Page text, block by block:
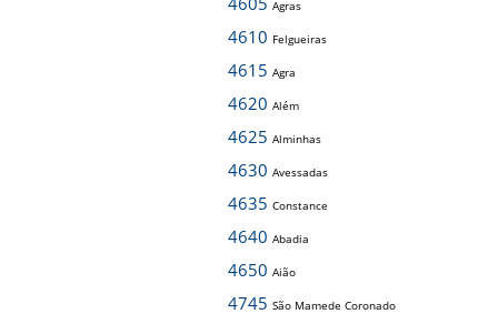
Agras
4610 Felgueiras
4615 Agra
4620 Além
4625 Alminhas
4630 Avessadas
4635 Constance
4640 Abadia
4650 Aião
4745 São Mamede Coronado